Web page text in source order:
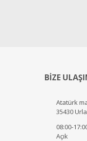
BİZE
Atatürk
35430
08:00-
Açık